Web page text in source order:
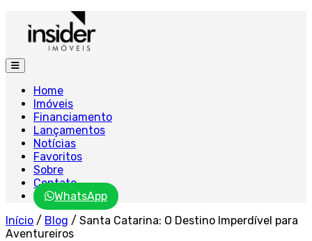
Home
Imóveis
Financiamento
Lançamentos
Notícias
Favoritos
Sobre
Contato
WhatsApp
Início / Blog / Santa Catarina: O Destino Imperdível para
Aventureiros